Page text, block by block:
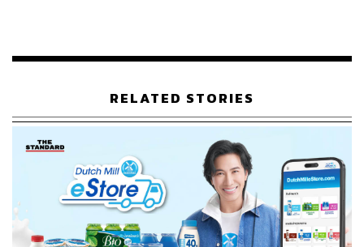
Mercedes-Benz ได้นำเสนอนวัตกรรมยานยนต์ที่ล้ำสมัย เพื่อ
สิทธิพิเศษที่ไม่เคยมีที่ไหนมาก่อน ด้วยการมอบ ‘ดาว’ บน
ท้องฟ้าให้คุณเป็นเจ้าของ พร้อมสิทธิขั้นสุดยอดในการตั้งชื่อ
ดวงดาวด้วยตัวคุณเอง!
เมื่อคุณเป็นเจ้าของรถยนต์ Mercedes-Benz คันใหม่ในงาน
Motor Expo 2024 คุณจะได้รับมากกว่าแค่ยานยนต์ที่สมบูรณ์
แบบ แต่ยังได้เป็นส่วนหนึ่งของจักรวาลอันกว้างใหญ่ ด้วย
ใบรับรอง (Certificate) ที่ระบุพิกัดดาวของคุณบนท้องฟ้า
RELATED STORIES